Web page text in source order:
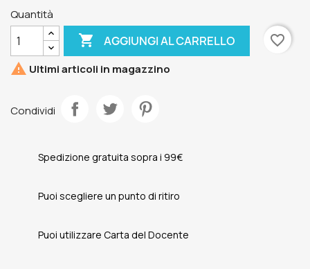
Quantità
 AGGIUNGI AL CARRELLO
favorite_border
 Ultimi articoli in magazzino
Condividi
Spedizione gratuita sopra i 99€
Puoi scegliere un punto di ritiro
Puoi utilizzare Carta del Docente